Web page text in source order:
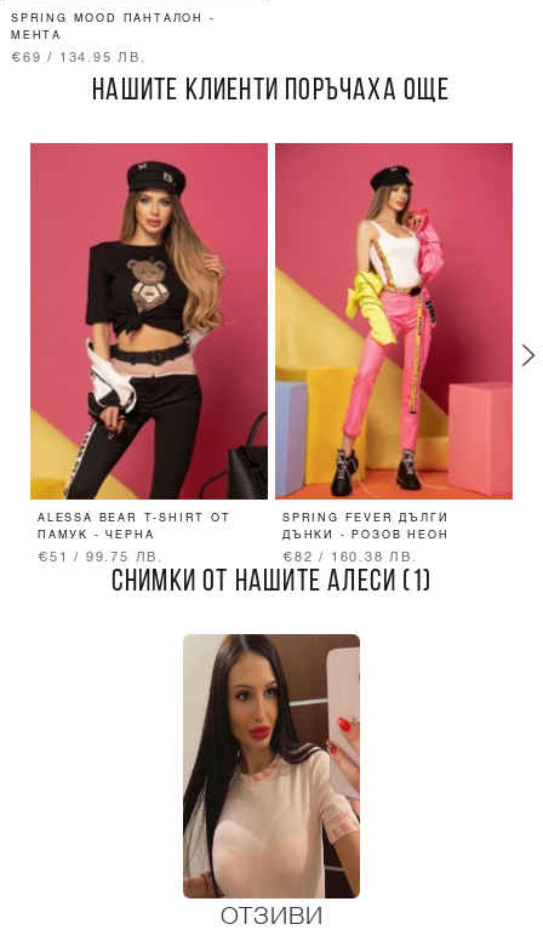
SPRING MOOD ПАНТАЛОН -
МЕНТА
€69 / 134.95 ЛВ.
НАШИТЕ КЛИЕНТИ ПОРЪЧАХА ОЩЕ
ALESSA BEAR T-SHIRT ОТ
ПАМУК - ЧЕРНА
€51 / 99.75 ЛВ.
SPRING FEVER ДЪЛГИ
ДЪНКИ - РОЗОВ НЕОН
€82 / 160.38 ЛВ.
СНИМКИ ОТ НАШИТЕ АЛЕСИ (1)
ОТЗИВИ